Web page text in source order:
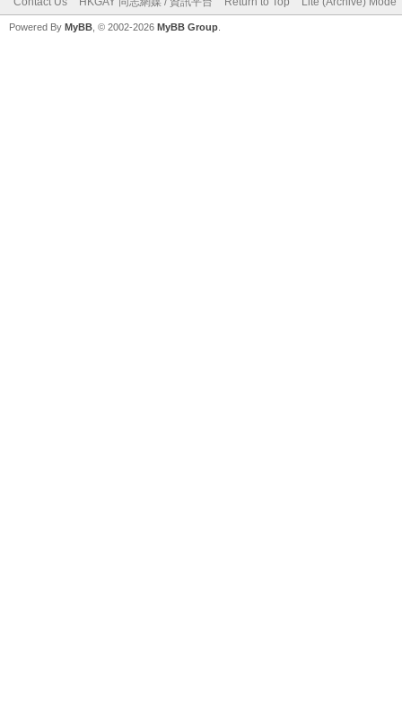
Powered By MyBB , © 2002-2026 MyBB Group